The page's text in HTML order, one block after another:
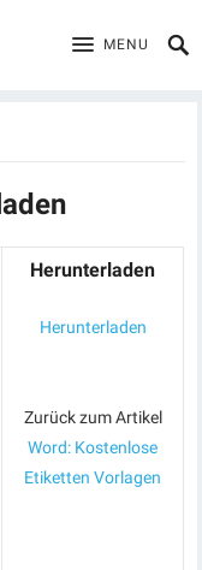
MENU
Herunterladen
Herunterladen
Zurück zum Artikel
Word: Kostenlose
Etiketten Vorlagen